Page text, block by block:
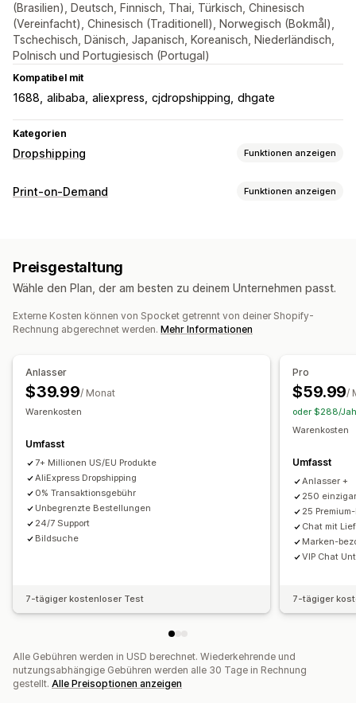
(Brasilien), Deutsch, Finnisch, Thai, Türkisch, Chinesisch
(Vereinfacht), Chinesisch (Traditionell), Norwegisch (Bokmål),
Tschechisch, Dänisch, Japanisch, Koreanisch, Niederländisch,
Polnisch und Portugiesisch (Portugal)
Kompatibel mit
1688 alibaba aliexpress cjdropshipping dhgate
Kategorien
Dropshipping Funktionen anzeigen
Produkte, die du verkaufen kannst
Spielzeug und Spiele
Haustierprodukte
Möbel Geschäft und Büro Hardware
Autoteile Ausgereifte Produkte
Dänemark Finnland
Japan
Kanada
Mexiko
Norwegen
Vereinigte Arabische Emirate
Vereinigtes Königreich Österreich
Print-on-Demand Funktionen anzeigen
Designtools
Mockup-Generator
Personalisierung Benutzerdefinierte Vorlagen
Produkte
Geschenke für festliche Gelegenheiten
Heimdeko
Haustierprodukte
Wandkunst
Benutzerdefinierter Versand
Umweltfreundlicher Versand
Globales Fulfillment Multiversand
Updates in Echtzeit
Inklusive Preisgestaltung
Nachverfolgung von Bestellungen
Preisgestaltung
Wähle den Plan, der am besten zu deinem Unternehmen passt.
Externe Kosten können von Spocket getrennt von deiner Shopify-
Rechnung abgerechnet werden. Mehr Informationen
Anlasser
$39.99/ Monat
Warenkosten
Umfasst
7+ Millionen US/EU Produkte
AliExpress Dropshipping
0% Transaktionsgebühr
Unbegrenzte Bestellungen
24/7 Support
Bildsuche
7-tägiger kostenloser Test
Pro
$59.99/
oder $288/
Warenkosten
Umfasst
Anlasser +
250
25
Chat mit
Marken-
VIP Chat
7-tägiger
Alle Gebühren werden in USD berechnet. Wiederkehrende und
nutzungsabhängige Gebühren werden alle 30 Tage in Rechnung
gestellt. Alle Preisoptionen anzeigen